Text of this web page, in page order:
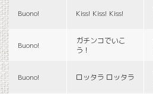
Buono! Kiss! Kiss! Kiss!
Buono!
ガチンコでいこ
う！
Buono! ロッタラ ロッタラ